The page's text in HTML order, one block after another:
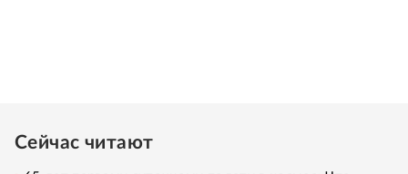
Сейчас читают